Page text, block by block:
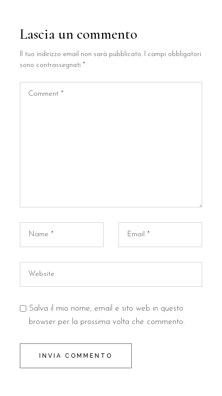
Lascia un commento
Il tuo indirizzo email non sarà pubblicato.
I campi obbligatori
sono contrassegnati*
Salva il mio nome, email e sito web in questo
browser per la prossima volta che commento.
INVIA COMMENTO